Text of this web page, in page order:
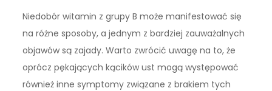
Niedobór witamin z grupy B może manifestować się
na różne sposoby, a jednym z bardziej zauważalnych
objawów są zajady. Warto zwrócić uwagę na to, że
oprócz pękających kącików ust mogą występować
również inne symptomy związane z brakiem tych